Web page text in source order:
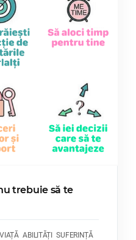
trebuie să te
VIAȚĂ ABILITĂȚI
SUFERINȚĂ